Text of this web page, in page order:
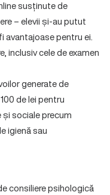
susținute de
– elevii și-au putut
avantajoase pentru ei.
inclusiv cele de examen
generate de
de lei pentru
sociale precum
igienă sau
consiliere psihologică